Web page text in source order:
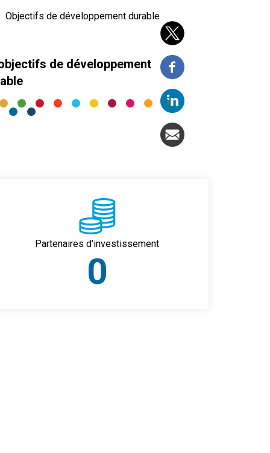
Objectifs de développement durable
de développement
Partenaires d'investissement
0